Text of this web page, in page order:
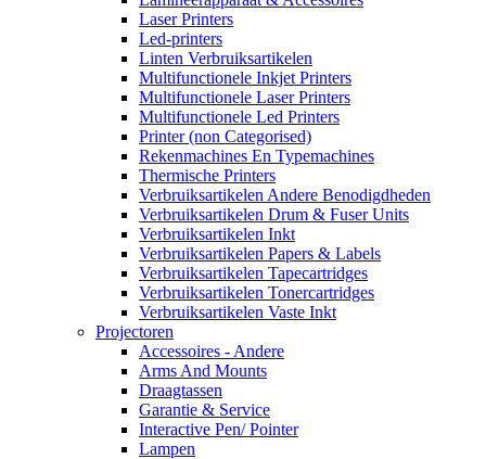
Laser Printers
Led-printers
Linten Verbruiksartikelen
Multifunctionele Inkjet Printers
Multifunctionele Laser Printers
Multifunctionele Led Printers
Printer (non Categorised)
Rekenmachines En Typemachines
Thermische Printers
Verbruiksartikelen Andere Benodigdheden
Verbruiksartikelen Drum & Fuser Units
Verbruiksartikelen Inkt
Verbruiksartikelen Papers & Labels
Verbruiksartikelen Tapecartridges
Verbruiksartikelen Tonercartridges
Verbruiksartikelen Vaste Inkt
Projectoren
Accessoires - Andere
Arms And Mounts
Draagtassen
Garantie & Service
Interactive Pen/ Pointer
Lampen